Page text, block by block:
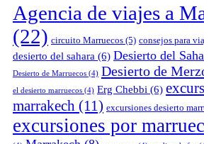
Agencia de viajes a
(22) circuito Marruecos (5) consejos para
desierto del sahara (6) Desierto del
Desierto de Marruecos (4) Desierto de
el desierto marruecos (4) Erg Chebbi (6)
marrakech (11) excursiones desierto
excursiones por